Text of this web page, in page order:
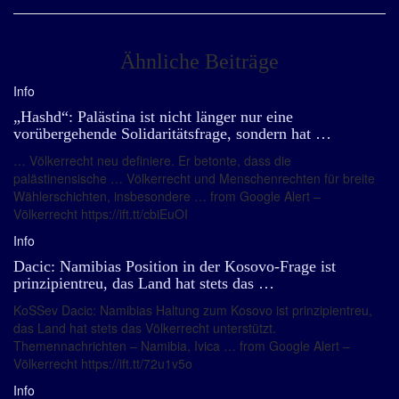
Ähnliche Beiträge
Info
„Hashd“: Palästina ist nicht länger nur eine
vorübergehende Solidaritätsfrage, sondern hat …
… Völkerrecht neu definiere. Er betonte, dass die
palästinensische … Völkerrecht und Menschenrechten für breite
Wählerschichten, insbesondere … from Google Alert –
Völkerrecht https://ift.tt/cbiEuOI
Info
Dacic: Namibias Position in der Kosovo-Frage ist
prinzipientreu, das Land hat stets das …
KoSSev Dacic: Namibias Haltung zum Kosovo ist prinzipientreu,
das Land hat stets das Völkerrecht unterstützt.
Themennachrichten – Namibia, Ivica … from Google Alert –
Völkerrecht https://ift.tt/72u1v5o
Info